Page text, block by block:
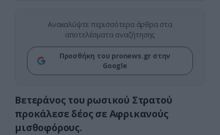
Ανακαλύψτε περισσότερα άρθρα στα
αποτελέσματα αναζήτησης
Προσθήκη του pronews.gr στην
Google
Βετεράνος του ρωσικού Στρατού
προκάλεσε δέος σε Αφρικανούς
μισθοφόρους.